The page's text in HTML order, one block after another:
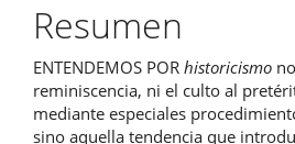
del
artículo
Resumen
ENTENDEMOS POR historicismo
reminiscencia, ni el culto al
mediante especiales
sino aquella tendencia que